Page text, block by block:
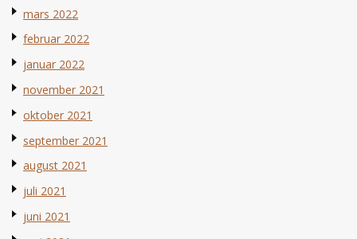
mars 2022
februar 2022
januar 2022
november 2021
oktober 2021
september 2021
august 2021
juli 2021
juni 2021